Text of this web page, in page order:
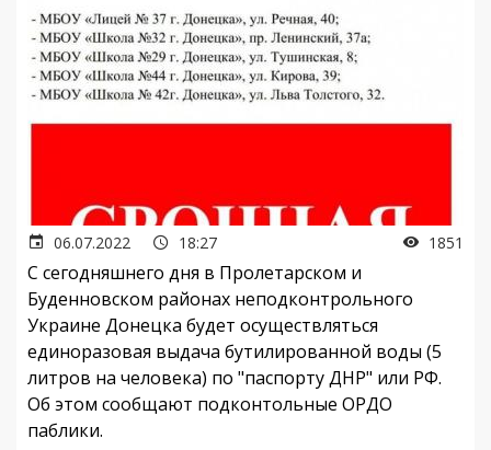
06.07.2022 18:27 1851
С сегодняшнего дня в Пролетарском и
Буденновском районах неподконтрольного
Украине Донецка будет осуществляться
единоразовая выдача бутилированной воды (5
литров на человека) по "паспорту ДНР" или РФ.
Об этом сообщают подконтольные ОРДО
паблики.